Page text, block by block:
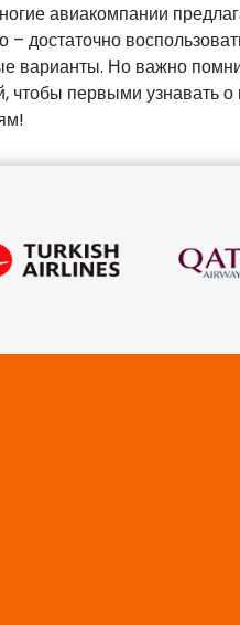
авиакомпании
достаточно
варианты. Но важно
чтобы первыми